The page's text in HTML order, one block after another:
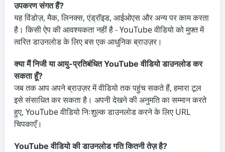
उपकरण संगत हैं?
यह विंडोज़, मैक, लिनक्स, एंड्रॉइड, आईओएस और अन्य पर काम करता
है। किसी ऐप की आवश्यकता नहीं है - YouTube वीडियो को मुफ़्त में
त्वरित डाउनलोड के लिए बस एक आधुनिक ब्राउज़र।
क्या मैं निजी या आयु-प्रतिबंधित YouTube वीडियो डाउनलोड कर
सकता हूँ?
जब तक आप अपने ब्राउज़र में वीडियो तक पहुंच सकते हैं, हमारा टूल
इसे संसाधित कर सकता है। अपनी देखने की अनुमति का सम्मान करते
हुए, YouTube वीडियो निःशुल्क डाउनलोड करने के लिए URL
चिपकाएँ।
YouTube वीडियो की डाउनलोड गति कितनी तेज़ है?